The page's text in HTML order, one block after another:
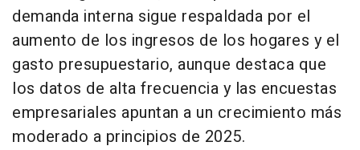
demanda interna sigue respaldada por el
aumento de los ingresos de los hogares y el
gasto presupuestario, aunque destaca que
los datos de alta frecuencia y las encuestas
empresariales apuntan a un crecimiento más
moderado a principios de 2025.